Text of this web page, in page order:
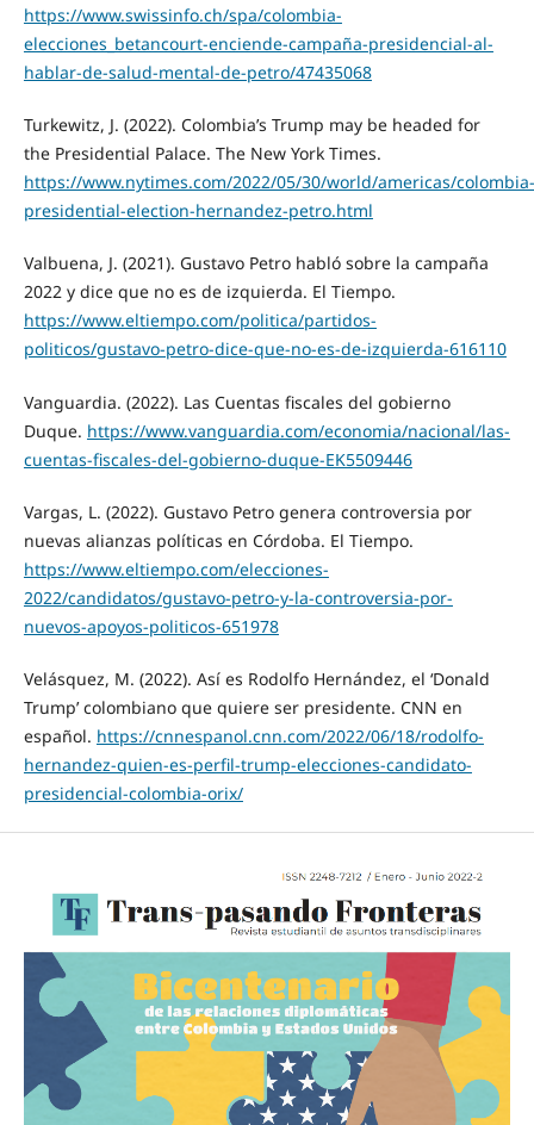
https://www.swissinfo.ch/spa/colombia-
elecciones_betancourt-enciende-campaña-presidencial-al-
hablar-de-salud-mental-de-petro/47435068
Turkewitz, J. (2022). Colombia’s Trump may be headed for
the Presidential Palace. The New York Times.
https://www.nytimes.com/2022/05/30/world/americas/colombia-
presidential-election-hernandez-petro.html
Valbuena, J. (2021). Gustavo Petro habló sobre la campaña
2022 y dice que no es de izquierda. El Tiempo.
https://www.eltiempo.com/politica/partidos-
politicos/gustavo-petro-dice-que-no-es-de-izquierda-616110
Vanguardia. (2022). Las Cuentas fiscales del gobierno
Duque. https://www.vanguardia.com/economia/nacional/las-
cuentas-fiscales-del-gobierno-duque-EK5509446
Vargas, L. (2022). Gustavo Petro genera controversia por
nuevas alianzas políticas en Córdoba. El Tiempo.
https://www.eltiempo.com/elecciones-
2022/candidatos/gustavo-petro-y-la-controversia-por-
nuevos-apoyos-politicos-651978
Velásquez, M. (2022). Así es Rodolfo Hernández, el ‘Donald
Trump’ colombiano que quiere ser presidente. CNN en
español. https://cnnespanol.cnn.com/2022/06/18/rodolfo-
hernandez-quien-es-perfil-trump-elecciones-candidato-
presidencial-colombia-orix/